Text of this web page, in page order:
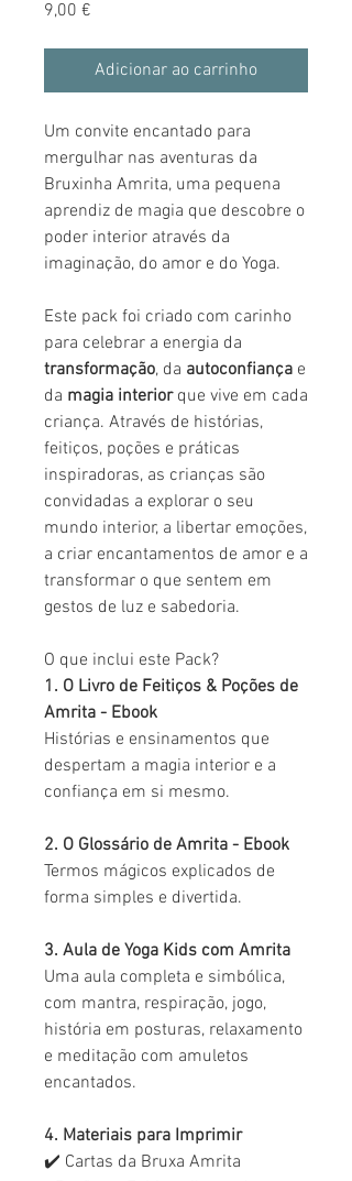
9,00 €
Adicionar ao carrinho
Um convite encantado para
mergulhar nas aventuras da
Bruxinha Amrita, uma pequena
aprendiz de magia que descobre o
poder interior através da
imaginação, do amor e do Yoga.
Este pack foi criado com carinho
para celebrar a energia da
transformação, da autoconfiança e
da magia interiorque vive em cada
criança. Através de histórias,
feitiços, poções e práticas
inspiradoras, as crianças são
convidadas a explorar o seu
mundo interior, a libertar emoções,
a criar encantamentos de amor e a
transformar o que sentem em
gestos de luz e sabedoria.
O que inclui este Pack?
1. O Livro de Feitiços & Poções de
Amrita - Ebook
Histórias e ensinamentos que
despertam a magia interior e a
confiança em si mesmo.
2. O Glossário de Amrita - Ebook
Termos mágicos explicados de
forma simples e divertida.
3. Aula de Yoga Kids com Amrita
Uma aula completa e simbólica,
com mantra, respiração, jogo,
história em posturas, relaxamento
e meditação com amuletos
encantados.
4. Materiais para Imprimir
✔️ Cartas da Bruxa Amrita